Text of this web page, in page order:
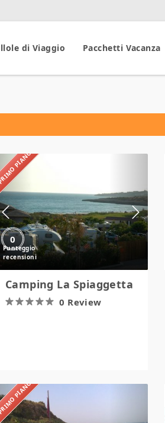
di Viaggio Pacchetti Vacanza
PIANO
0
Camping La Spiaggetta
0 Review
PIANO
Hotel
Villaggio
Stromboli